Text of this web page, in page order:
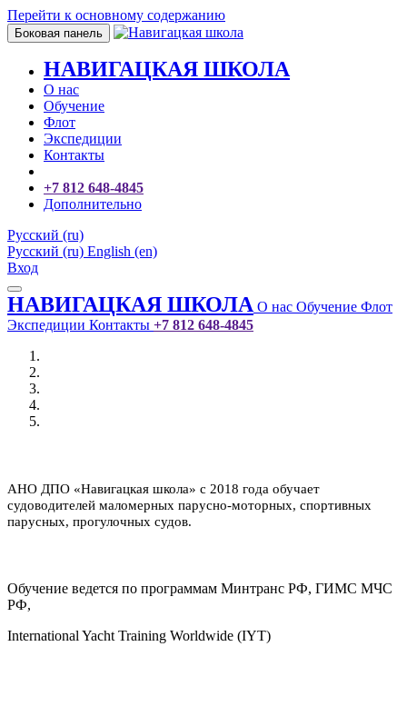
Перейти к основному содержанию
Боковая панель
НАВИГАЦКАЯ ШКОЛА
О нас
Обучение
Флот
Экспедиции
Контакты
+7 812 648-4845
Дополнительно
Русский ‎(ru)‎
Русский ‎(ru)‎ English ‎(en)‎
Вход
НАВИГАЦКАЯ ШКОЛА О нас Обучение Флот
Экспедиции Контакты +7 812 648-4845
АНО ДПО «Навигацкая школа» с 2018 года обучает
судоводителей маломерных парусно-моторных, спортивных
парусных, прогулочных судов.
Обучение ведется по программам Минтранс РФ, ГИМС МЧС
РФ,
International Yacht Training Worldwide (IYT)